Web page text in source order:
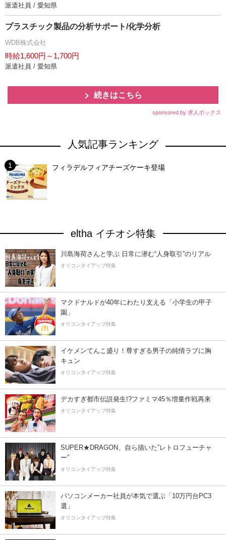
派遣社員 / 愛知県
プラスチック製品の分析サポート/化学分析
WDB株式会社
時給1,600円～1,700円
派遣社員 / 愛知県
続きはこちら
sponsored by 求人ボックス
人気記事ランキング
フィラデルフィアチーズケーキ登場
eltha イチオシ特集
川島海荷さんと学ぶ 日常に潜む“人身取引”のリアル
オリコンタイアップ特集
マクドナルドが40年にわたり支える「小学生の甲子
園」
オリコンタイアップ特集
イケメンてんこ盛り！尊すぎる男子の純情ラブに胸
キュン
オリコンタイアップ特集
デカすぎ都市伝説発生!?ファミマ45％増量作戦再来
オリコンタイアップ特集
SUPER★DRAGON、自ら描いた”レトロフューチャ
ー”
オリコンタイアップ特集
パソコンメーカー社員が本気で選ぶ「10万円台PC3
選」
オリコンタイアップ特集